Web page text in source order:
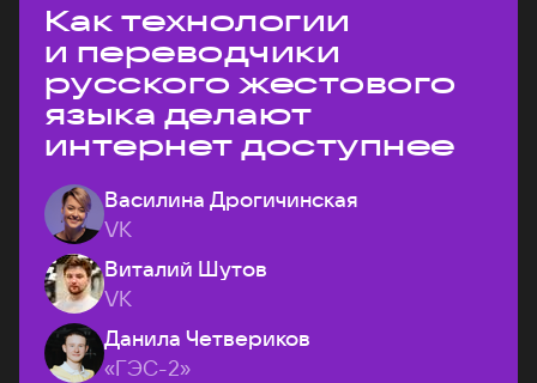
Как технологии
и переводчики
русского жестового
языка делают
интернет доступнее
Василина Дрогичинская
VK
Виталий Шутов
VK
Данила Четвериков
«ГЭС-2»